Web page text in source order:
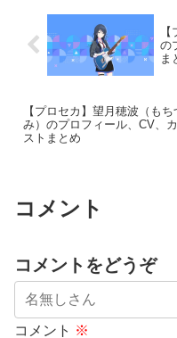
の
ま
【プロセカ】望月穂波（も
み）のプロフィール、CV、
ストまとめ
コメント
コメントをどうぞ
コメント ※